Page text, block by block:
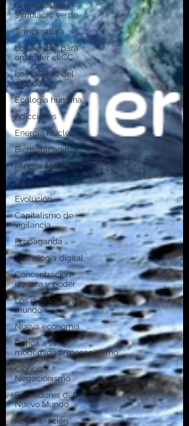
Greenwashing -
Simulacro verde
Temperatura
Lo esencial para
entender el CC
Los dueños del
mundo
Ecología humana
Adicciones
Energía Nuclear
Bienestar animal
Minería Marina
Billonarios
Evolución
Capitalismo de
vigilancia
Propaganda
Tecnología digital
Concentración
riqueza y poder
Los dueños del
mundo
Nueva economía
Crítica a la
modernidad/mecanicismo
Ciencia -
Negacionismo
Pensadores del
Nuevo Mundo
Regeneración